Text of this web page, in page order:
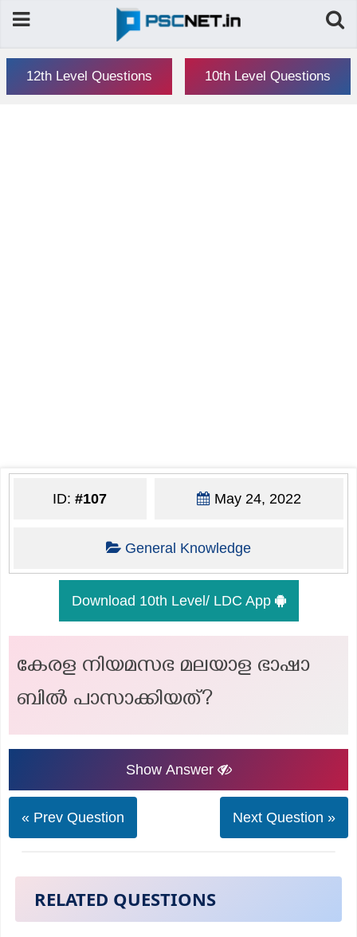
12th Level Questions 10th Level Questions
ID:#107 May 24, 2022
General Knowledge
Download 10th Level/ LDC App
കേരള നിയമസഭ മലയാള ഭാഷാ
ബിൽ പാസാക്കിയത്?
Show Answer
« Prev Question Next Question »
RELATED QUESTIONS